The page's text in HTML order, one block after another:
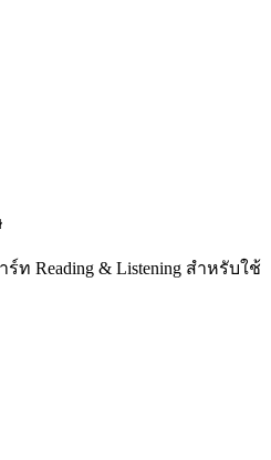
ท Reading & Listening สำหรับใช้